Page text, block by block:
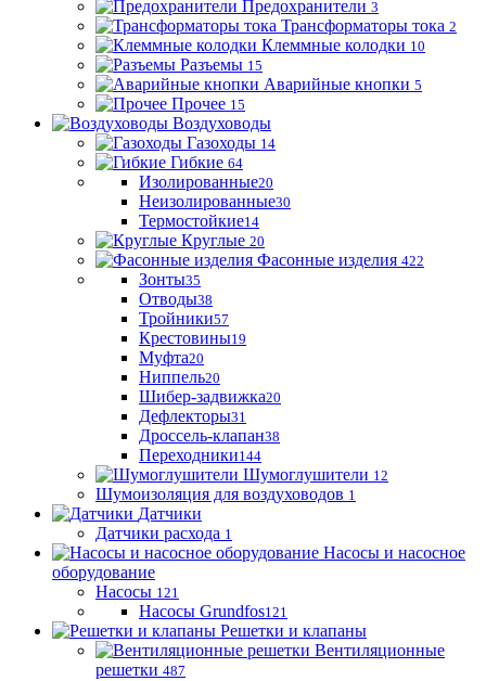
Предохранители 3
Трансформаторы тока 2
Клеммные колодки 10
Разъемы 15
Аварийные кнопки 5
Прочее 15
Воздуховоды
Газоходы 14
Гибкие 64
Изолированные20
Неизолированные30
Термостойкие14
Круглые 20
Фасонные изделия 422
Зонты35
Отводы38
Тройники57
Крестовины19
Муфта20
Ниппель20
Шибер-задвижка20
Дефлекторы31
Дроссель-клапан38
Переходники144
Шумоглушители 12
Шумоизоляция для воздуховодов 1
Датчики
Датчики расхода 1
Насосы и насосное
оборудование
Насосы 121
Насосы Grundfos121
Решетки и клапаны
Вентиляционные
решетки 487